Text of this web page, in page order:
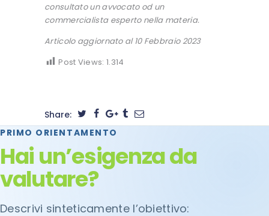
consultato un avvocato od un
commercialista esperto nella materia.
Articolo aggiornato al 10 Febbraio 2023
Post Views: 1.314
Share:
PRIMO ORIENTAMENTO
Hai un’esigenza da
valutare?
Descrivi sinteticamente l’obiettivo: